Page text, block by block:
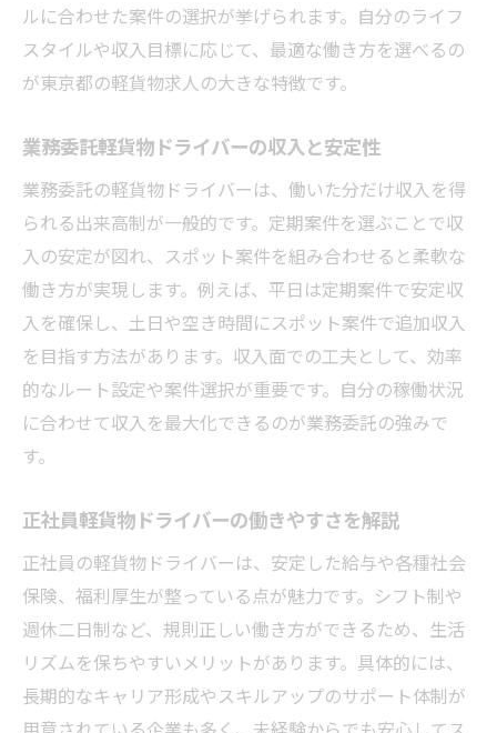
ルに合わせた案件の選択が挙げられます。自分のライフ
スタイルや収入目標に応じて、最適な働き方を選べるの
が東京都の軽貨物求人の大きな特徴です。
業務委託軽貨物ドライバーの収入と安定性
業務委託の軽貨物ドライバーは、働いた分だけ収入を得
られる出来高制が一般的です。定期案件を選ぶことで収
入の安定が図れ、スポット案件を組み合わせると柔軟な
働き方が実現します。例えば、平日は定期案件で安定収
入を確保し、土日や空き時間にスポット案件で追加収入
を目指す方法があります。収入面での工夫として、効率
的なルート設定や案件選択が重要です。自分の稼働状況
に合わせて収入を最大化できるのが業務委託の強みで
す。
正社員軽貨物ドライバーの働きやすさを解説
正社員の軽貨物ドライバーは、安定した給与や各種社会
保険、福利厚生が整っている点が魅力です。シフト制や
週休二日制など、規則正しい働き方ができるため、生活
リズムを保ちやすいメリットがあります。具体的には、
長期的なキャリア形成やスキルアップのサポート体制が